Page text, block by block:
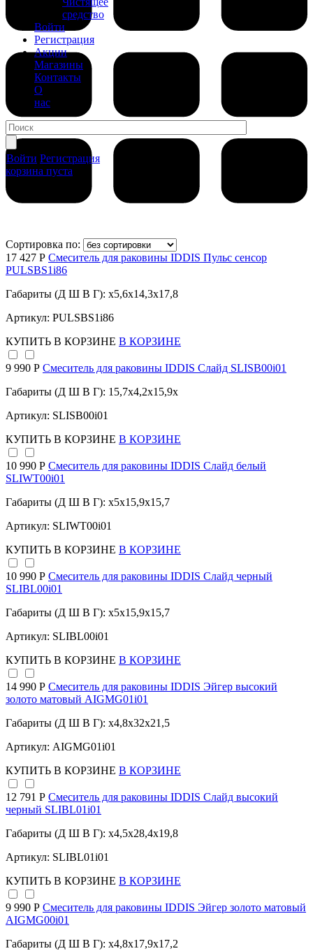
средство
Войти
Регистрация
Акции
Магазины
Контакты
О
нас
Войти Регистрация
корзина пуста
Сортировка по:
17 427 Р Смеситель для раковины IDDIS Пульс сенсор
PULSBS1i86
Габариты (Д Ш В Г): x5,6x14,3x17,8
Артикул: PULSBS1i86
КУПИТЬ В КОРЗИНЕ В КОРЗИНЕ
9 990 Р Смеситель для раковины IDDIS Слайд SLISB00i01
Габариты (Д Ш В Г): 15,7x4,2x15,9x
Артикул: SLISB00i01
КУПИТЬ В КОРЗИНЕ В КОРЗИНЕ
10 990 Р Смеситель для раковины IDDIS Слайд белый
SLIWT00i01
Габариты (Д Ш В Г): x5x15,9x15,7
Артикул: SLIWT00i01
КУПИТЬ В КОРЗИНЕ В КОРЗИНЕ
10 990 Р Смеситель для раковины IDDIS Слайд черный
SLIBL00i01
Габариты (Д Ш В Г): x5x15,9x15,7
Артикул: SLIBL00i01
КУПИТЬ В КОРЗИНЕ В КОРЗИНЕ
14 990 Р Cмеситель для раковины IDDIS Эйгер высокий
золото матовый AIGMG01i01
Габариты (Д Ш В Г): x4,8x32x21,5
Артикул: AIGMG01i01
КУПИТЬ В КОРЗИНЕ В КОРЗИНЕ
12 791 Р Смеситель для раковины IDDIS Слайд высокий
черный SLIBL01i01
Габариты (Д Ш В Г): x4,5x28,4x19,8
Артикул: SLIBL01i01
КУПИТЬ В КОРЗИНЕ В КОРЗИНЕ
9 990 Р Cмеситель для раковины IDDIS Эйгер золото матовый
AIGMG00i01
Габариты (Д Ш В Г): x4,8x17,9x17,2